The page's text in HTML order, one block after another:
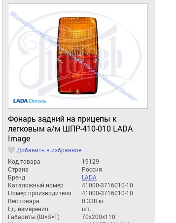
Фонарь задний на прицепы к
легковым а/м ШПР-410-010 LADA
Image
Добавить в избранное
Код товара
19129
Страна
Россия
Бренд
LADA
Каталожный номер
41000-3716010-10
Номер производителя
41000-3716010-10
Вес товара
0.338 кг
Ед. измерения
шт.
Габариты (Ш×В×Г)
70x200x110